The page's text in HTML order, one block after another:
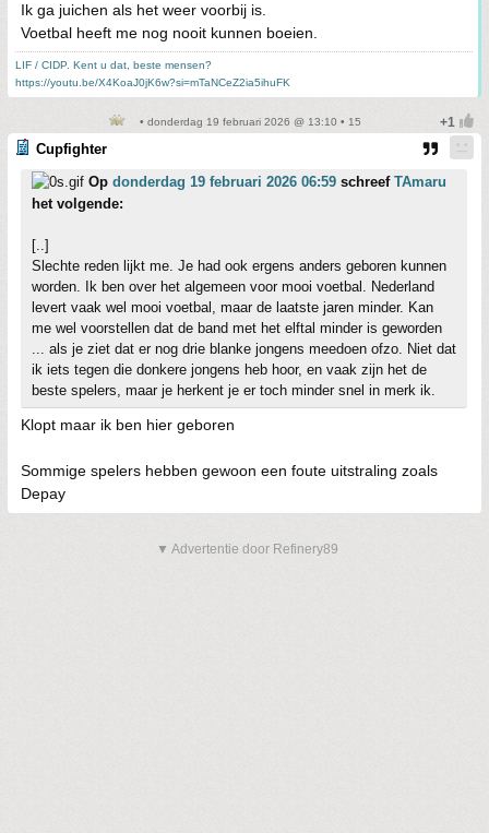
Ik ga juichen als het weer voorbij is.
Voetbal heeft me nog nooit kunnen boeien.
LIF / CIDP. Kent u dat, beste mensen?
https://youtu.be/X4KoaJ0jK6w?si=mTaNCeZ2ia5ihuFK
• donderdag 19 februari 2026 @ 13:10 • 15
Cupfighter
Op donderdag 19 februari 2026 06:59 schreef TAmaru
het volgende:
[..]
Slechte reden lijkt me. Je had ook ergens anders geboren kunnen
worden. Ik ben over het algemeen voor mooi voetbal. Nederland
levert vaak wel mooi voetbal, maar de laatste jaren minder. Kan
me wel voorstellen dat de band met het elftal minder is geworden
... als je ziet dat er nog drie blanke jongens meedoen ofzo. Niet dat
ik iets tegen die donkere jongens heb hoor, en vaak zijn het de
beste spelers, maar je herkent je er toch minder snel in merk ik.
Klopt maar ik ben hier geboren
Sommige spelers hebben gewoon een foute uitstraling zoals
Depay
▼ Advertentie door Refinery89